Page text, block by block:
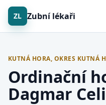
ZL Zubní lékaři
KUTNÁ HORA, OKRES KUTNÁ
Ordinační
Dagmar